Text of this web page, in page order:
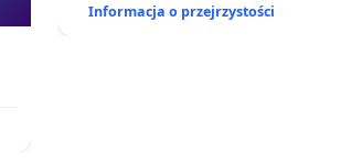
Informacja o przejrzystości